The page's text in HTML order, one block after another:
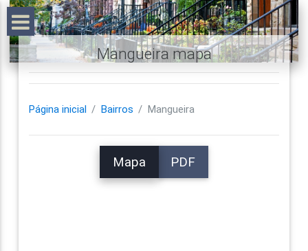
Mangueira mapa
Página inicial Bairros Mangueira
Mapa PDF